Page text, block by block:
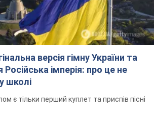
версія гімну України та
Російська імперія: про це не
школі
є тільки перший куплет та приспів пісні